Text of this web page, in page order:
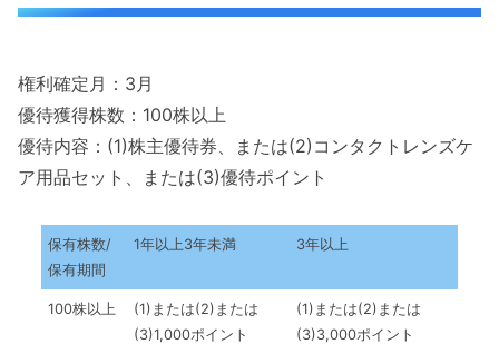
権利確定月：3月
優待獲得株数：100株以上
優待内容：(1)株主優待券、または(2)コンタクトレンズケ
ア用品セット、または(3)優待ポイント
保有株数/
保有期間
1年以上3年未満 3年以上
100株以上
(1)または(2)または
(3)1,000ポイント
(1)または(2)または
(3)3,000ポイント